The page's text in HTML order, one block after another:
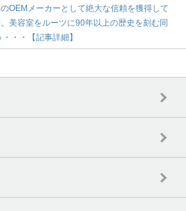
OEMメーカーとして絶大な信頼を獲得して
美容室をルーツに90年以上の歴史を刻む同
・・【記事詳細】